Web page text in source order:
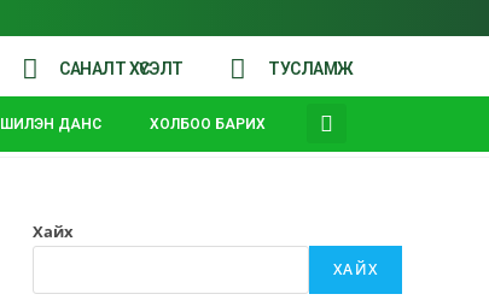
САНАЛТ ХҮСЭЛТ ТУСЛАМЖ
ШИЛЭН ДАНС ХОЛБОО БАРИХ
Хайх
ХАЙХ